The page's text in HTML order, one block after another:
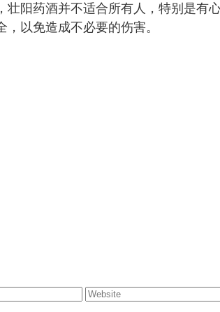
阳药酒并不适合所有人，特别是有
以免造成不必要的伤害。